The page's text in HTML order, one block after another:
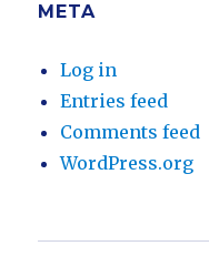
META
Log in
Entries feed
Comments feed
WordPress.org